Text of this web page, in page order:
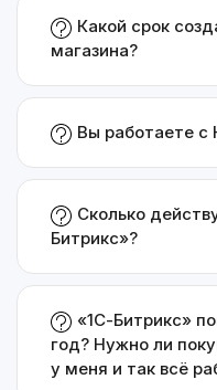
Какой срок
магазина?
Вы работаете
Сколько
Битрикс»?
«1С-Битрикс»
год? Нужно ли
у меня и так всё